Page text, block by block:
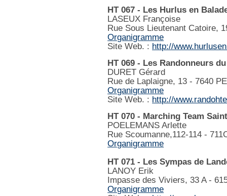
HT 067 - Les Hurlus en
LASEUX Françoise
Rue Sous Lieutenant Catoire,
Organigramme
Site Web. : http://
HT 069 - Les Randonneurs
DURET Gérard
Rue de Laplaigne, 13 - 7640
Organigramme
Site Web. : http://
HT 070 - Marching Team
POELEMANS Arlette
Rue Scoumanne,112-114 -
Organigramme
HT 071 - Les Sympas de
LANOY Erik
Impasse des Viviers, 33 A -
Organigramme